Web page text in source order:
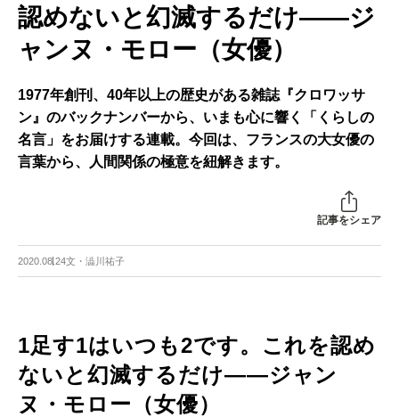
認めないと幻滅するだけ――ジ
ャンヌ・モロー（女優）
1977年創刊、40年以上の歴史がある雑誌『クロワッサ
ン』のバックナンバーから、いまも心に響く「くらしの
名言」をお届けする連載。今回は、フランスの大女優の
言葉から、人間関係の極意を紐解きます。
記事をシェア
2020.08.24文・澁川祐子
1足す1はいつも2です。これを認め
ないと幻滅するだけ――ジャン
ヌ・モロー（女優）